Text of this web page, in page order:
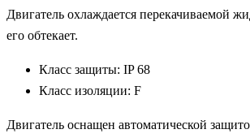
Двигатель охлаждается перекачиваемой
его обтекает.
Класс защиты: IP 68
Класс изоляции: F
Двигатель оснащен автоматической